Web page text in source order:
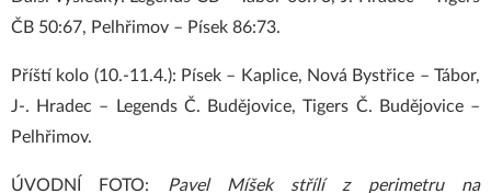
ČB 50:67, Pelhřimov – Písek 86:73.
Příští kolo (10.-11.4.): Písek – Kaplice, Nová Bystřice – Tábor,
J-. Hradec – Legends Č. Budějovice, Tigers Č. Budějovice –
Pelhřimov.
ÚVODNÍ FOTO: Pavel Míšek střílí z perimetru na